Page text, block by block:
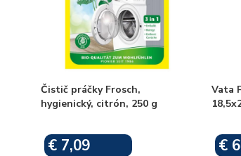
Čistič práčky Frosch,
hygienický, citrón, 250 g
€ 7,09
Vata
€